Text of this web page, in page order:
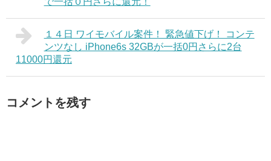
１４日 ワイモバイル案件！ 緊急値下げ！ コンテ
ンツなし iPhone6s 32GBが一括0円さらに2台
11000円還元
コメントを残す